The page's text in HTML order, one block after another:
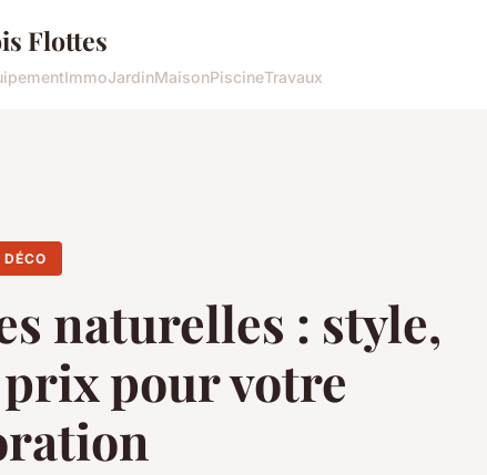
Flottes
ImmoJardinMaisonPiscineTravaux
DÉCO
naturelles : style,
pour votre